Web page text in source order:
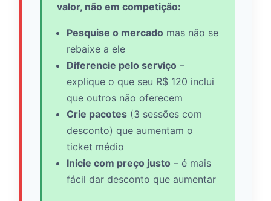
valor, não em competição:
Pesquise o mercado mas não se
rebaixe a ele
Diferencie pelo serviço –
explique o que seu R$ 120 inclui
que outros não oferecem
Crie pacotes(3 sessões com
desconto) que aumentam o
ticket médio
Inicie com preço justo – é mais
fácil dar desconto que aumentar